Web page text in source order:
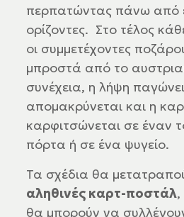
περπατώντας πάνω από
ορίζοντες. Στο τέλος
οι συμμετέχοντες
μπροστά από το
συνέχεια, η λήψη
απομακρύνεται και η
καρφιτσώνεται σε έναν
πόρτα ή σε ένα ψυγείο.
Τα σχέδια θα
αληθινές καρτ-ποστάλ,
θα μπορούν να